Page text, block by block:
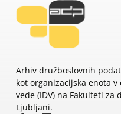
Arhiv družboslovnih
kot organizacijska enota
vede (IDV) na Fakulteti za
Ljubljani.